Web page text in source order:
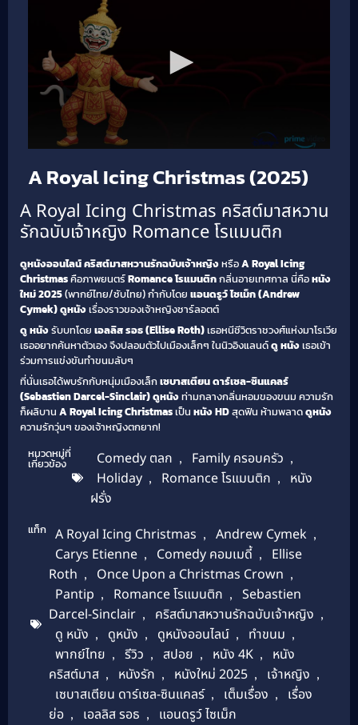
A Royal Icing Christmas (2025)
A Royal Icing Christmas คริสต์มาสหวาน
รักฉบับเจ้าหญิง Romance โรแมนติก
ดูหนังออนไลน์ คริสต์มาสหวานรักฉบับเจ้าหญิงหรือA Royal Icing
Christmasคือภาพยนตร์Romance โรแมนติกกลิ่นอายเทศกาล นี่คือหนัง
ใหม่ 2025(พากย์ไทย/ซับไทย) กำกับโดย แอนดรูว์ ไซเม็ก (Andrew
Cymek)ดูหนังเรื่องราวของเจ้าหญิงชาร์ลอตต์
ดู หนังรับบทโดย เอลลิส รอธ (Ellise Roth)เธอหนีชีวิตราชวงศ์แห่งมาโรเวีย
เธออยากค้นหาตัวเอง จึงปลอมตัวไปเมืองเล็กๆ ในนิวอิงแลนด์ดู หนังเธอเข้า
ร่วมการแข่งขันทำขนมลับๆ
ที่นั่นเธอได้พบรักกับหนุ่มเมืองเล็กเซบาสเตียน ดาร์เซล-ซินแคลร์
(Sebastien Darcel-Sinclair)ดูหนังท่ามกลางกลิ่นหอมของขนม ความรัก
ก็ผลิบาน A Royal Icing Christmasเป็น หนัง HDสุดฟิน ห้ามพลาดดูหนัง
ความรักวุ่นๆ ของเจ้าหญิงตกยาก!
หมวดหมู่ที่
เกี่ยวข้อง Comedy ตลก , Family ครอบครัว ,
Holiday , Romance โรแมนติก ,
หนัง
ฝรั่ง
แท็ก A Royal Icing Christmas , Andrew Cymek ,
Carys Etienne , Comedy คอมเมดี้ ,
Ellise
Roth , Once Upon a Christmas Crown ,
Pantip , Romance โรแมนติก ,
Sebastien
Darcel-Sinclair , คริสต์มาสหวานรักฉบับเจ้าหญิง ,
ดู หนัง , ดูหนัง , ดูหนังออนไลน์ , ทำขนม ,
พากย์ไทย , รีวิว , สปอย , หนัง 4K ,
หนัง
คริสต์มาส , หนังรัก , หนังใหม่ 2025 , เจ้าหญิง ,
เซบาสเตียน ดาร์เซล-ซินแคลร์ , เต็มเรื่อง ,
เรื่อง
ย่อ , เอลลิส รอธ , แอนดรูว์ ไซเม็ก